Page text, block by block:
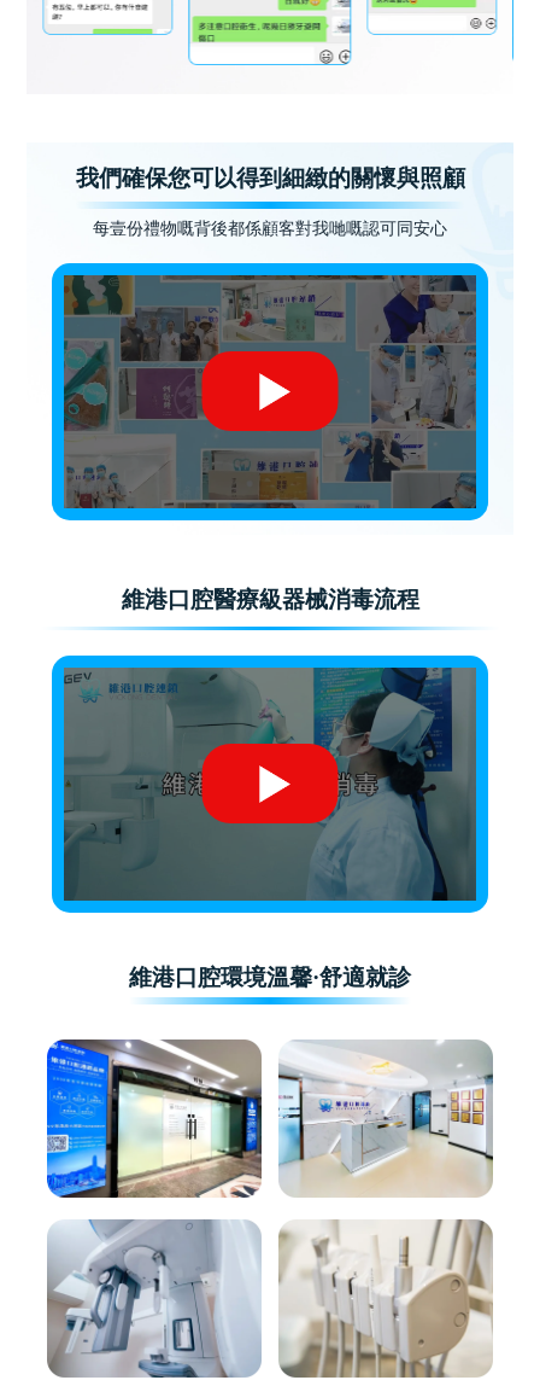
我們確保您可以得到細緻的關懷與照顧
每壹份禮物嘅背後都係顧客對我哋嘅認可同安心
維港口腔醫療級器械消毒流程
維港口腔環境溫馨·舒適就診